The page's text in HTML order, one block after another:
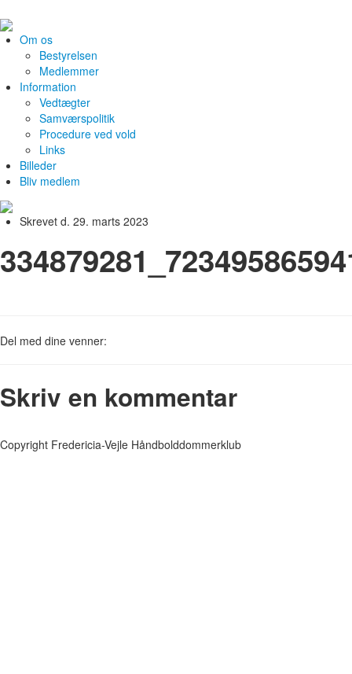
Om os
Bestyrelsen
Medlemmer
Information
Vedtægter
Samværspolitik
Procedure ved vold
Links
Billeder
Bliv medlem
Skrevet d. 29. marts 2023
Del med dine venner:
Skriv en kommentar
Copyright Fredericia-Vejle Håndbolddommerklub